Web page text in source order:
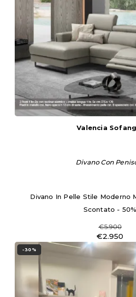
Valencia
Divano Con
Divano In Pelle Stile Moderno
Scontato - 50%
€5.900
€2.950
-30%